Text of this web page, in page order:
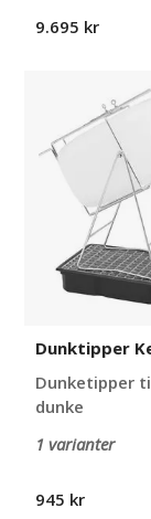
9.695 kr
Dunktipper
Dunketipper
dunke
1 varianter
945 kr